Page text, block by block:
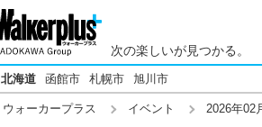
次の楽しいが見つかる。
北海道 函館市 札幌市 旭川市
ウォーカープラス イベント 2026年02